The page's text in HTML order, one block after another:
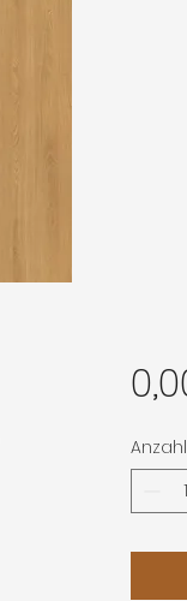
Anzahl